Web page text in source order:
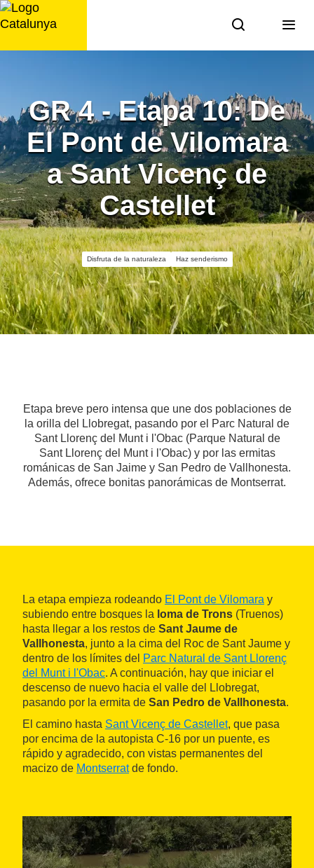
Saltar
al
GR 4 - Etapa 10: De
El Pont de Vilomara
a Sant Vicenç de
Castellet
Disfruta de la naturaleza Haz senderismo
Etapa breve pero intensa que une dos poblaciones de
la orilla del Llobregat, pasando por el Parc Natural de
Sant Llorenç del Munt i l'Obac (Parque Natural de
Sant Llorenç del Munt i l'Obac) y por las ermitas
románicas de San Jaime y San Pedro de Vallhonesta.
Además, ofrece bonitas panorámicas de Montserrat.
La etapa empieza rodeando El Pont de Vilomara y
subiendo entre bosques la loma de Trons (Truenos)
hasta llegar a los restos de Sant Jaume de
Vallhonesta, junto a la cima del Roc de Sant Jaume y
dentro de los límites del Parc Natural de Sant Llorenç
del Munt i l'Obac. A continuación, hay que iniciar el
descenso de nuevo hacia el valle del Llobregat,
pasando por la ermita de San Pedro de Vallhonesta.
El camino hasta Sant Vicenç de Castellet, que pasa
por encima de la autopista C-16 por un puente, es
rápido y agradecido, con vistas permanentes del
macizo de Montserratde fondo.